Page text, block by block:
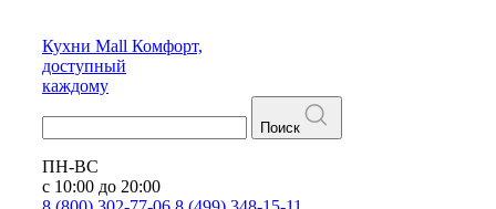
Кухни Mall Комфорт,
доступный
каждому
Поиск
ПН-ВС
с 10:00 до 20:00